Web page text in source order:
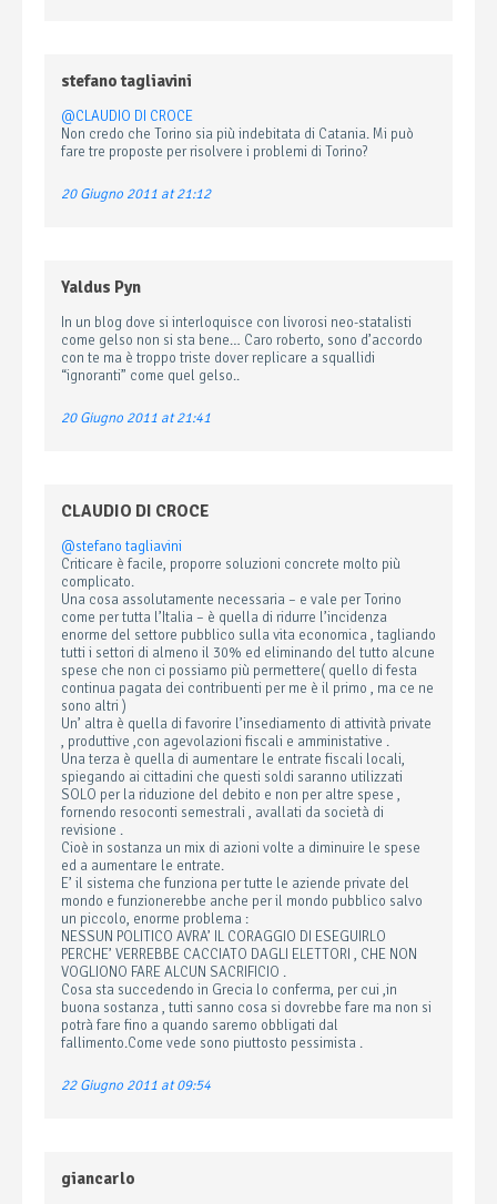
stefano tagliavini
@CLAUDIO DI CROCE
Non credo che Torino sia più indebitata di Catania. Mi può
fare tre proposte per risolvere i problemi di Torino?
20 Giugno 2011 at 21:12
Yaldus Pyn
In un blog dove si interloquisce con livorosi neo-statalisti
come gelso non si sta bene… Caro roberto, sono d’accordo
con te ma è troppo triste dover replicare a squallidi
“ignoranti” come quel gelso..
20 Giugno 2011 at 21:41
CLAUDIO DI CROCE
@stefano tagliavini
Criticare è facile, proporre soluzioni concrete molto più
complicato.
Una cosa assolutamente necessaria – e vale per Torino
come per tutta l’Italia – è quella di ridurre l’incidenza
enorme del settore pubblico sulla vita economica , tagliando
tutti i settori di almeno il 30% ed eliminando del tutto alcune
spese che non ci possiamo più permettere( quello di festa
continua pagata dei contribuenti per me è il primo , ma ce ne
sono altri )
Un’ altra è quella di favorire l’insediamento di attività private
, produttive ,con agevolazioni fiscali e amministative .
Una terza è quella di aumentare le entrate fiscali locali,
spiegando ai cittadini che questi soldi saranno utilizzati
SOLO per la riduzione del debito e non per altre spese ,
fornendo resoconti semestrali , avallati da società di
revisione .
Cioè in sostanza un mix di azioni volte a diminuire le spese
ed a aumentare le entrate.
E’ il sistema che funziona per tutte le aziende private del
mondo e funzionerebbe anche per il mondo pubblico salvo
un piccolo, enorme problema :
NESSUN POLITICO AVRA’ IL CORAGGIO DI ESEGUIRLO
PERCHE’ VERREBBE CACCIATO DAGLI ELETTORI , CHE NON
VOGLIONO FARE ALCUN SACRIFICIO .
Cosa sta succedendo in Grecia lo conferma, per cui ,in
buona sostanza , tutti sanno cosa si dovrebbe fare ma non si
potrà fare fino a quando saremo obbligati dal
fallimento.Come vede sono piuttosto pessimista .
22 Giugno 2011 at 09:54
giancarlo